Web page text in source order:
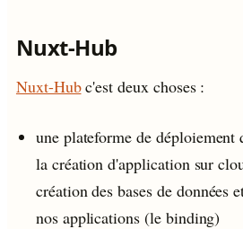
Nuxt-Hub
Nuxt-Hubc'est deux choses :
une plateforme de
la création d'application sur
création des bases de données
nos applications (le binding)